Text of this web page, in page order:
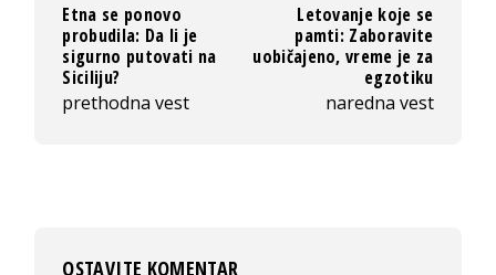
Etna se ponovo
probudila: Da li je
sigurno putovati na
Siciliju?
prethodna vest
Letovanje koje se
pamti: Zaboravite
uobičajeno, vreme je za
egzotiku
naredna vest
OSTAVITE KOMENTAR